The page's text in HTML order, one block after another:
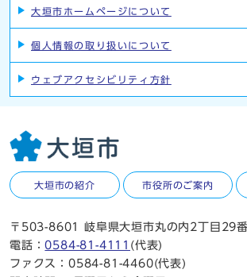
大垣市ホームページについて
個人情報の取り扱いについて
ウェブアクセシビリティ方針
大垣市の紹介 市役所のご案内
〒503-8601 岐阜県大垣市丸の内2丁目29
電話：0584-81-4111 (代表)
ファクス：0584-81-4460(代表)